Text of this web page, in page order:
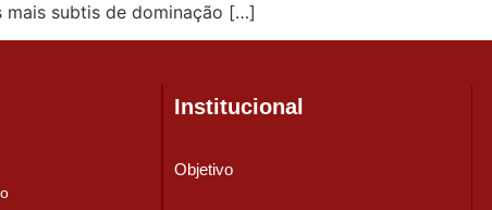
mais subtis de dominação […]
Institucional
Objetivo